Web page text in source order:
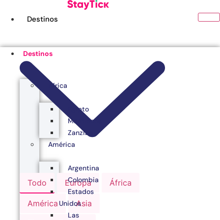
Destinos
Todo Europa África
América Asia
Destinos
África
Egipto
Marruecos
Zanzibar
América
Argentina
Colombia
Estados
Unidos
Las